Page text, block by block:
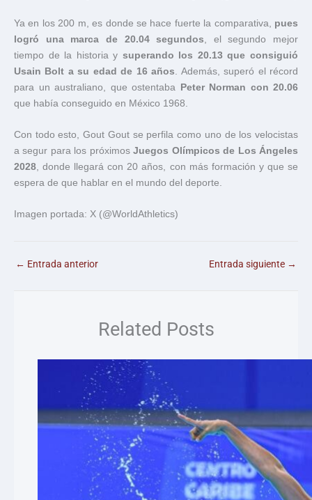
Ya en los 200 m, es donde se hace fuerte la comparativa, pues
logró una marca de 20.04 segundos, el segundo mejor
tiempo de la historia y superando los 20.13 que consiguió
Usain Bolt a su edad de 16 años. Además, superó el récord
para un australiano, que ostentaba
Peter Norman con 20.06
que había conseguido en México 1968.
Con todo esto, Gout Gout se perfila como uno de los velocistas
a segur para los próximosJuegos Olímpicos de Los Ángeles
2028, donde llegará con 20 años, con más formación y que se
espera de que hablar en el mundo del deporte.
Imagen portada: X (@WorldAthletics)
← Entrada anterior Entrada siguiente →
Related Posts